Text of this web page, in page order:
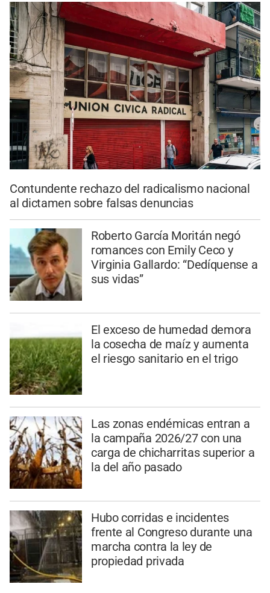
Contundente rechazo del radicalismo nacional
al dictamen sobre falsas denuncias
Roberto García Moritán negó
romances con Emily Ceco y
Virginia Gallardo: “Dedíquense a
sus vidas”
El exceso de humedad demora
la cosecha de maíz y aumenta
el riesgo sanitario en el trigo
Las zonas endémicas entran a
la campaña 2026/27 con una
carga de chicharritas superior a
la del año pasado
Hubo corridas e incidentes
frente al Congreso durante una
marcha contra la ley de
propiedad privada